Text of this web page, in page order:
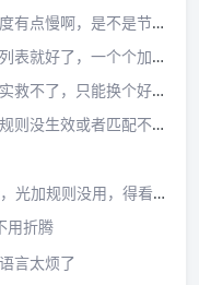
啊，是不是节点的问题？
好了，一个个加太累。
只能换个好点的节点试试。
者匹配不到，改回来就行。
则没用，得看具体情况。
用折腾
言太烦了